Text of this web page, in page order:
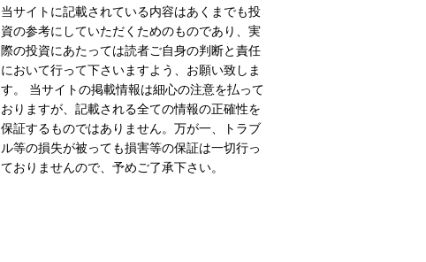
当サイトに記載されている内容はあくまでも投
資の参考にしていただくためのものであり、実
際の投資にあたっては読者ご自身の判断と責任
において行って下さいますよう、お願い致しま
す。 当サイトの掲載情報は細心の注意を払って
おりますが、記載される全ての情報の正確性を
保証するものではありません。万が一、トラブ
ル等の損失が被っても損害等の保証は一切行っ
ておりませんので、予めご了承下さい。